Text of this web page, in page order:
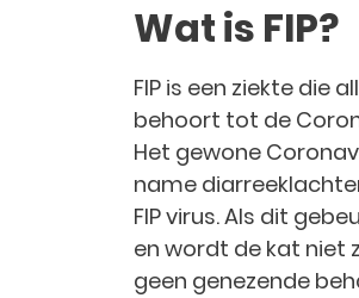
Wat is FIP?
FIP is een ziekte die
behoort tot de
Het gewone
name
FIP virus. Als dit
en wordt de kat niet
geen genezende